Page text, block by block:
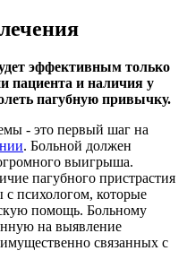
эффективным только
пациента и наличия у
пагубную привычку.
- это первый шаг на
. Больной должен
выигрыша.
пагубного пристрастия
психологом, которые
помощь. Больному
на выявление
связанных с